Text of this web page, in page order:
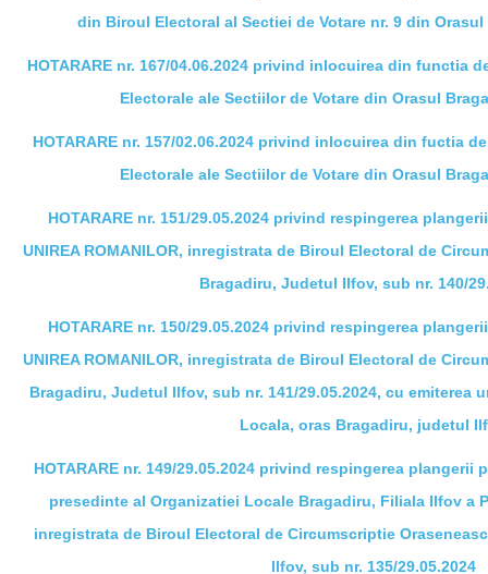
din Biroul Electoral al Sectiei de Votare nr. 9 din
HOTARARE nr. 167/04.06.2024 privind inlocuirea din functia
Electorale ale Sectiilor de Votare din Orasul
HOTARARE nr. 157/02.06.2024 privind inlocuirea din fuctia
Electorale ale Sectiilor de Votare din Orasul
HOTARARE nr. 151/29.05.2024 privind respingerea
UNIREA ROMANILOR, inregistrata de Biroul Electoral de
Bragadiru, Judetul Ilfov, sub nr. 140/
HOTARARE nr. 150/29.05.2024 privind respingerea
UNIREA ROMANILOR, inregistrata de Biroul Electoral de
Bragadiru, Judetul Ilfov, sub nr. 141/29.05.2024, cu emiterea
Locala, oras Bragadiru, judetul
HOTARARE nr. 149/29.05.2024 privind respingerea
presedinte al Organizatiei Locale Bragadiru, Filiala Ilfov a
inregistrata de Biroul Electoral de Circumscriptie
Ilfov, sub nr. 135/29.05.2024